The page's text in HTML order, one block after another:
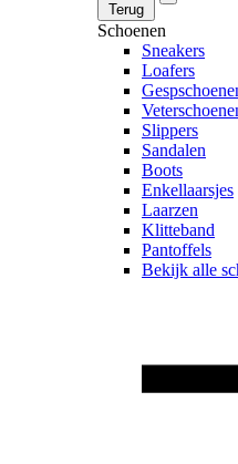
Terug
Schoenen
Sneakers
Loafers
Slippers
Sandalen
Boots
Enkellaarsjes
Laarzen
Klitteband
Pantoffels
Bekijk alle